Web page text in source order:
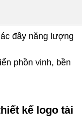
đầy năng lượng
phồn vinh, bền
kế logo tài